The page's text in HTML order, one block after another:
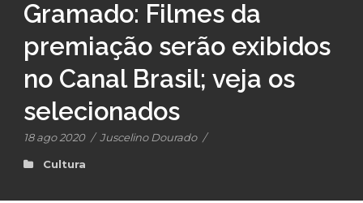
Gramado: Filmes da
premiação serão exibidos
no Canal Brasil; veja os
selecionados
18 ago 2020 / Juscelino Dourado /
Cultura